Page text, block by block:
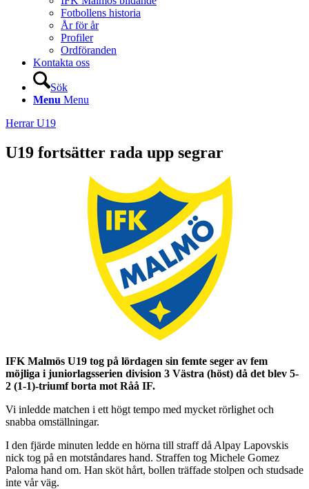
Fotbollens historia
År för år
Profiler
Ordföranden
Kontakta oss
Sök
Menu Menu
Herrar U19
U19 fortsätter rada upp segrar
IFK Malmös U19 tog på lördagen sin femte seger av fem
möjliga i juniorlagsserien division 3 Västra (höst) då det blev 5-
2 (1-1)-triumf borta mot Råå IF.
Vi inledde matchen i ett högt tempo med mycket rörlighet och
snabba omställningar.
I den fjärde minuten ledde en hörna till straff då Alpay Lapovskis
nick tog på en motståndares hand. Straffen tog Michele Gomez
Paloma hand om. Han sköt hårt, bollen träffade stolpen och studsade
inte vår väg.